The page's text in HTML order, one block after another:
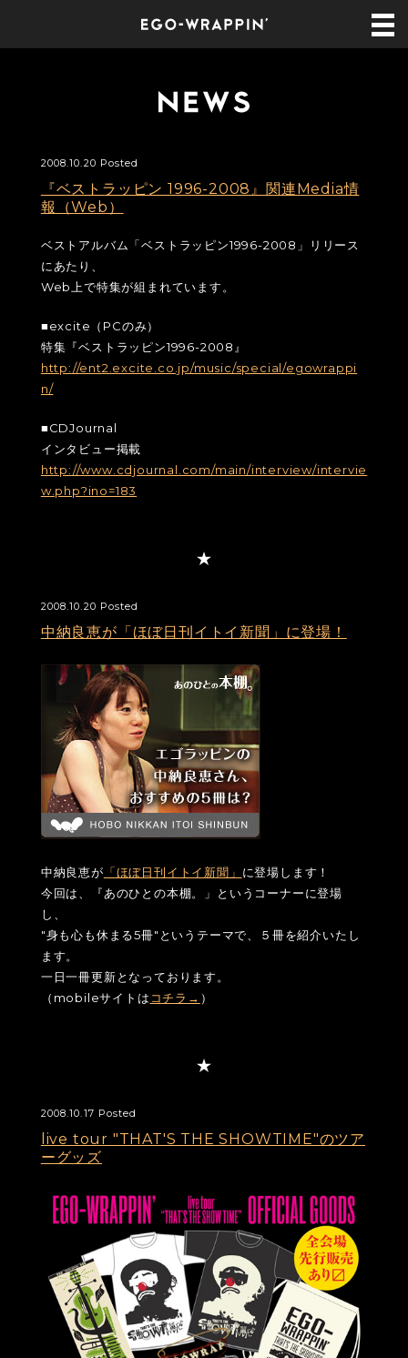
2008.10.20 Posted
『ベストラッピン 1996-2008』関連Media情
報（Web）
ベストアルバム「ベストラッピン1996-2008」リリース
にあたり、
Web上で特集が組まれています。
■excite（PCのみ）
特集『ベストラッピン1996-2008』
http://ent2.excite.co.jp/music/special/egowrappi
n/
■CDJournal
インタビュー掲載
http://www.cdjournal.com/main/interview/intervie
w.php?ino=183
2008.10.20 Posted
中納良恵が「ほぼ日刊イトイ新聞」に登場！
中納良恵が 「ほぼ日刊イトイ新聞」 に登場します！
今回は、『あのひとの本棚。」というコーナーに登場
し、
"身も心も休まる5冊"というテーマで、５冊を紹介いたし
ます。
一日一冊更新となっております。
（mobileサイトは コチラ→ ）
2008.10.17 Posted
live tour "THAT'S THE SHOWTIME"のツア
ーグッズ